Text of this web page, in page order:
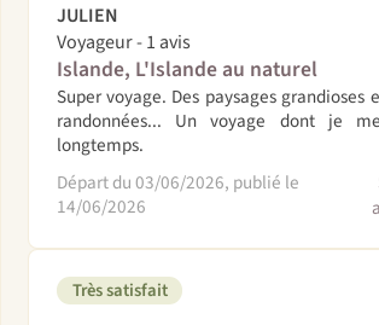
JULIEN
Voyageur - 1 avis
Islande, L'Islande au naturel
Super voyage. Des paysages grandioses
randonnées... Un voyage dont je
longtemps.
Départ du 03/06/2026, publié le
14/06/2026
Très satisfait